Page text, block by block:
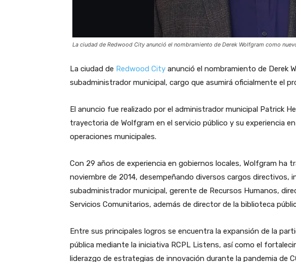
La ciudad de Redwood City anunció el nombramiento de Derek Wolfgram como
La ciudad de Redwood City anunció el nombramiento de Derek
subadministrador municipal, cargo que asumirá oficialmente el
El anuncio fue realizado por el administrador municipal Patrick
trayectoria de Wolfgram en el servicio público y su experiencia
operaciones municipales.
Con 29 años de experiencia en gobiernos locales, Wolfgram ha
noviembre de 2014, desempeñando diversos cargos directivos,
subadministrador municipal, gerente de Recursos Humanos,
Servicios Comunitarios, además de director de la biblioteca
Entre sus principales logros se encuentra la expansión de la
pública mediante la iniciativa RCPL Listens, así como el
liderazgo de estrategias de innovación durante la pandemia de